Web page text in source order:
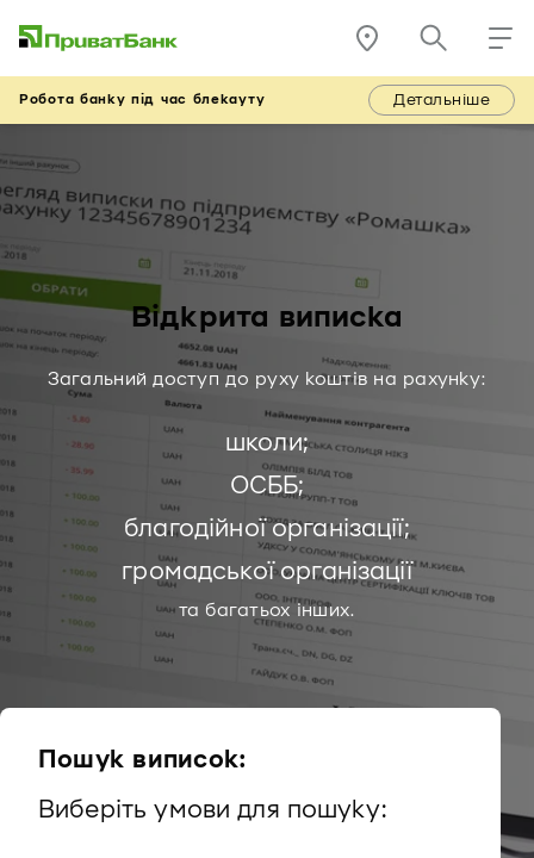
Робота банку під час блекауту Детальніше
Відкрита виписка
Загальний доступ до руху коштів на рахунку:
школи;
ОСББ;
благодійної організації;
громадської організації
та багатьох інших.
Пошук виписок:
Виберіть умови для пошуку: